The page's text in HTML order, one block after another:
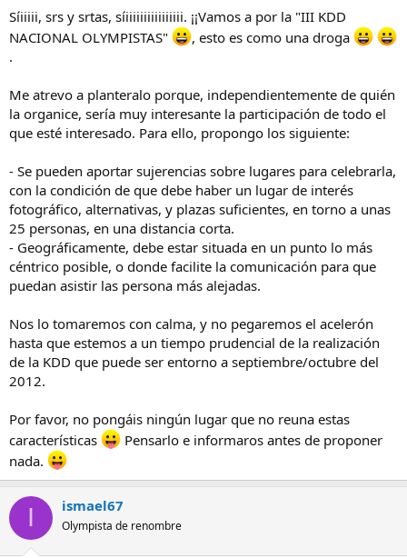
d
e
e
m
a
i
c
Síiiiii, srs y srtas, síiiiiiiiiiiiiiiii. ¡¡Vamos a por la "III KDD
NACIONAL OLYMPISTAS"
, esto es como una droga
.
Me atrevo a planteralo porque, independientemente de quién
la organice, sería muy interesante la participación de todo el
que esté interesado. Para ello, propongo los siguiente:
- Se pueden aportar sujerencias sobre lugares para celebrarla,
con la condición de que debe haber un lugar de interés
fotográfico, alternativas, y plazas suficientes, en torno a unas
25 personas, en una distancia corta.
- Geográficamente, debe estar situada en un punto lo más
céntrico posible, o donde facilite la comunicación para que
puedan asistir las persona más alejadas.
Nos lo tomaremos con calma, y no pegaremos el acelerón
hasta que estemos a un tiempo prudencial de la realización
de la KDD que puede ser entorno a septiembre/octubre del
2012.
Por favor, no pongáis ningún lugar que no reuna estas
características
Pensarlo e informaros antes de proponer
nada.
I ismael67
Olympista de renombre